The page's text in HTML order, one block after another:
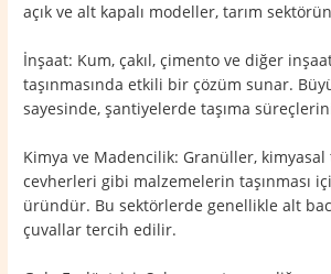
açık ve alt kapalı modeller, tarım
İnşaat: Kum, çakıl, çimento ve diğer
taşınmasında etkili bir çözüm sunar.
sayesinde, şantiyelerde taşıma
Kimya ve Madencilik: Granüller,
cevherleri gibi malzemelerin taşınması
üründür. Bu sektörlerde genellikle alt
çuvallar tercih edilir.